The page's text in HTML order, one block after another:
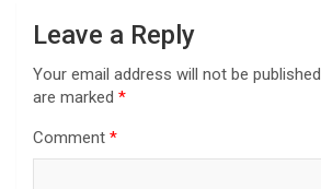
Leave a Reply
Your email address will not be published.
are marked *
Comment *